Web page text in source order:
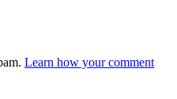
Learn how your comment